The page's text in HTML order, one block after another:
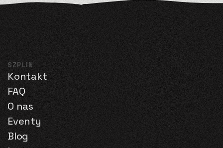
SZPLIN
Kontakt
FAQ
O nas
Eventy
Blog